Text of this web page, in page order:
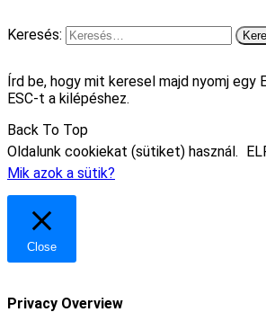
Keresés:
Írd be, hogy mit keresel majd nyomj egy
ESC-t a kilépéshez.
Back To Top
Oldalunk cookiekat (sütiket) használ.
Mik azok a sütik?
Close
Privacy Overview